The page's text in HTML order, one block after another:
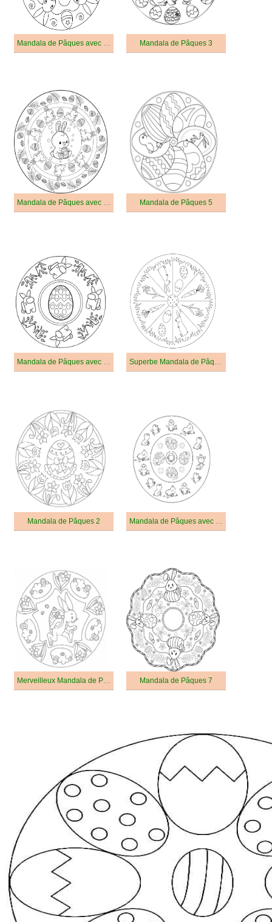
Mandala de Pâques avec Des Lapins de Pâques Mandala de Pâques 3
Mandala de Pâques avec Lapin Mignon Mandala de Pâques 5
Mandala de Pâques avec Oeuf de Pâques Superbe Mandala de Pâques
Mandala de Pâques 2 Mandala de Pâques avec des Poussins
Merveilleux Mandala de Pâques Mandala de Pâques 7